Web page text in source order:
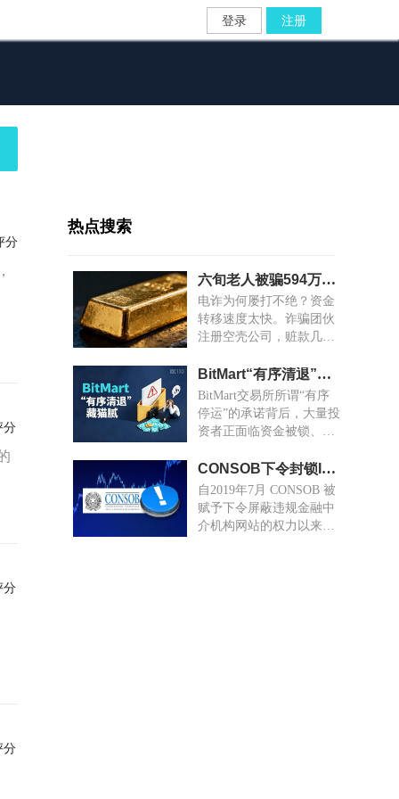
登录 注册
分
分
分
分
热点搜索
六旬老人被骗594万，赃款十分钟内跨省换金条凿号“洗白”
电诈为何屡打不绝？资金
转移速度太快。诈骗团伙
注册空壳公司，赃款几秒
易视而不见，赃款几分钟
变成金条。
BitMart“有序清退”藏猫腻：大额资金锁死，小额随机放款
BitMart交易所所谓“有序
停运”的承诺背后，大量投
资者正面临资金被锁、提
CONSOB下令封锁Igcapitaleurope.com等6个投资网站
自2019年7月 CONSOB 被
赋予下令屏蔽违规金融中
介机构网站的权力以来，